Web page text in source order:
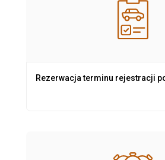
Rezerwacja terminu rejestracji